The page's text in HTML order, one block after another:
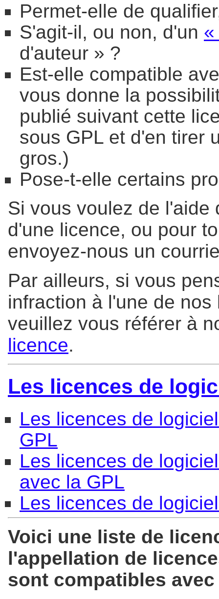
Permet-elle de
S'agit-il, ou non, d'un
d'auteur » ?
Est-elle compatible
vous donne la
publié suivant cette
sous GPL et d'en tirer
gros.)
Pose-t-elle certains
Si vous voulez de
d'une licence, ou pour
envoyez-nous un
Par ailleurs, si vous
infraction à l'une de
veuillez vous référer à
licence.
Les licences de
Les licences de
GPL
Les licences de
avec la GPL
Les licences de
Voici une liste de
l'appellation de
sont compatibles